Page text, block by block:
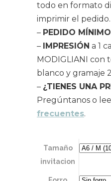
todo en formato
imprimir el pedido.
– PEDIDO
– IMPRESIÓN a 1
MODIGLIANI con
blanco y gramaje
– ¿TIENES UNA
Pregúntanos o
frecuentes.
Tamaño
invitacion